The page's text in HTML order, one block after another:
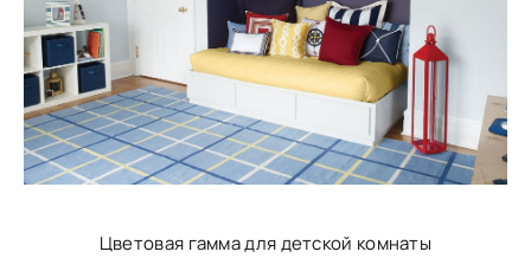
Цветовая гамма для детской комнаты